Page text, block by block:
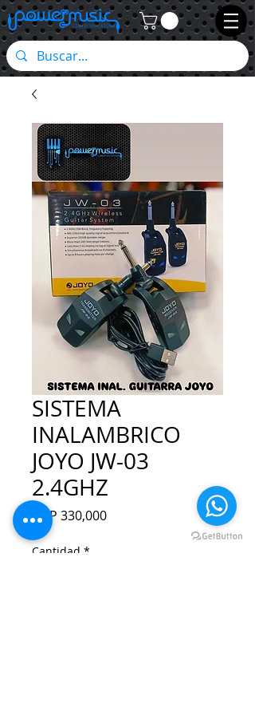
SISTEMA
INALAMBRICO
JOYO JW-03
2.4GHZ
COP 330,000Precio
Cantidad *